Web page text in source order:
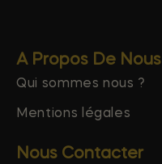
A Propos De Nous
Qui sommes nous ?
Mentions légales
Nous Contacter